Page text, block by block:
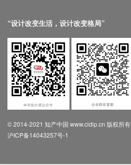
“设计改变生活，设计改变格局”
© 2014-2021 知产中国 www.cidip.cn 版权所有
沪ICP备14043257号-1